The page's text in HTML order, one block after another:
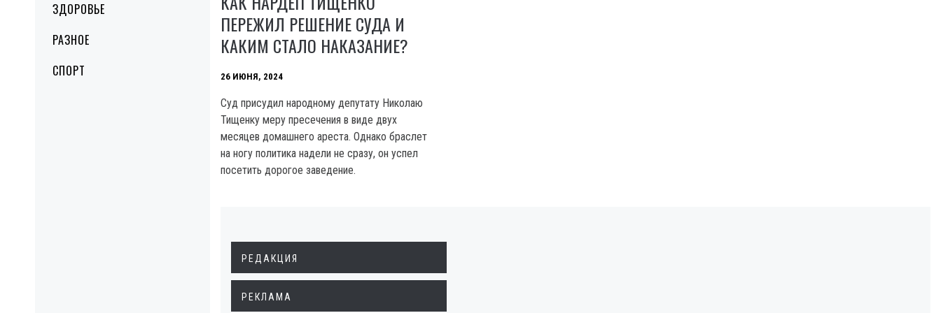
ЗДОРОВЬЕ
РАЗНОЕ
СПОРТ
ПЕРЕЖИЛ РЕШЕНИЕ СУДА И
КАКИМ СТАЛО НАКАЗАНИЕ?
26 ИЮНЯ, 2024
Суд присудил народному депутату Николаю
Тищенку меру пресечения в виде двух
месяцев домашнего ареста. Однако браслет
на ногу политика надели не сразу, он успел
посетить дорогое заведение.
РЕДАКЦИЯ
РЕКЛАМА